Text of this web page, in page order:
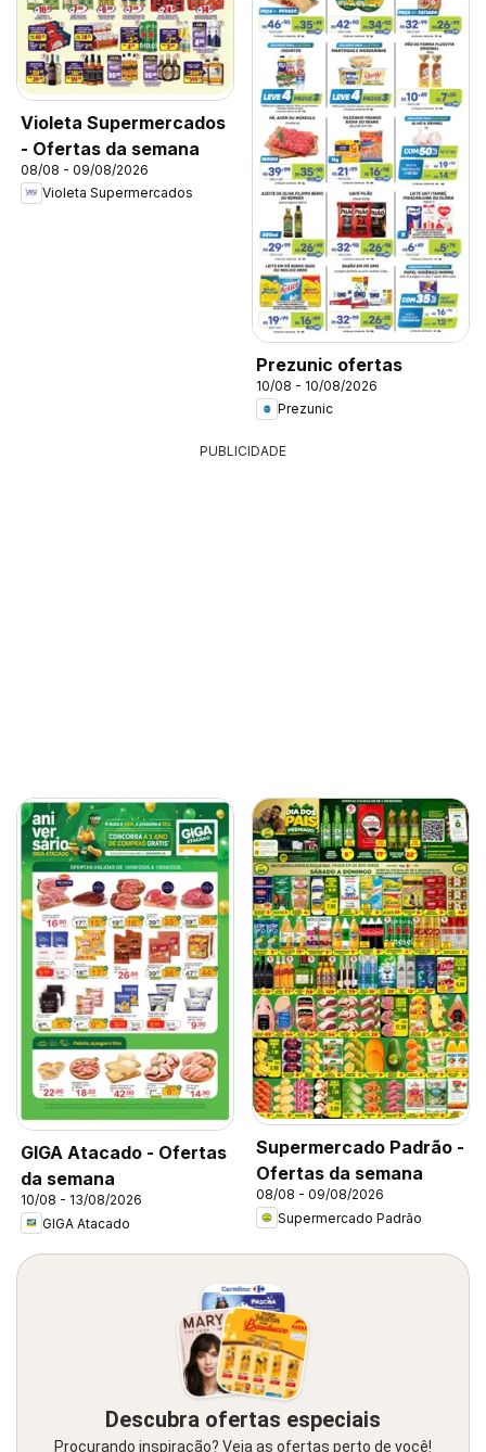
Violeta Supermercados
- Ofertas da semana
08/08 - 09/08/2026
Violeta Supermercados
Prezunic ofertas
10/08 - 10/08/2026
Prezunic
PUBLICIDADE
GIGA Atacado - Ofertas
da semana
10/08 - 13/08/2026
GIGA Atacado
Supermercado Padrão -
Ofertas da semana
08/08 - 09/08/2026
Supermercado Padrão
Descubra ofertas especiais
Procurando inspiração? Veja as ofertas perto de você!